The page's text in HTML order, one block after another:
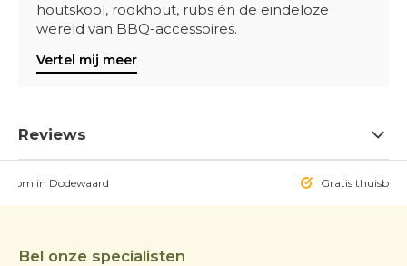
houtskool, rookhout, rubs én de eindeloze
wereld van BBQ-accessoires.
Vertel mij meer
Reviews
in Dodewaard Gratis
Bel onze specialisten